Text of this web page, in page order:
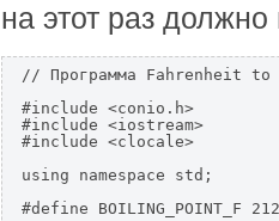
на этот раз должно
// Программа Fahrenheit to
#include <conio.h>
#include <iostream>
#include <clocale>
using namespace std;
#define BOILING_POINT_F 212